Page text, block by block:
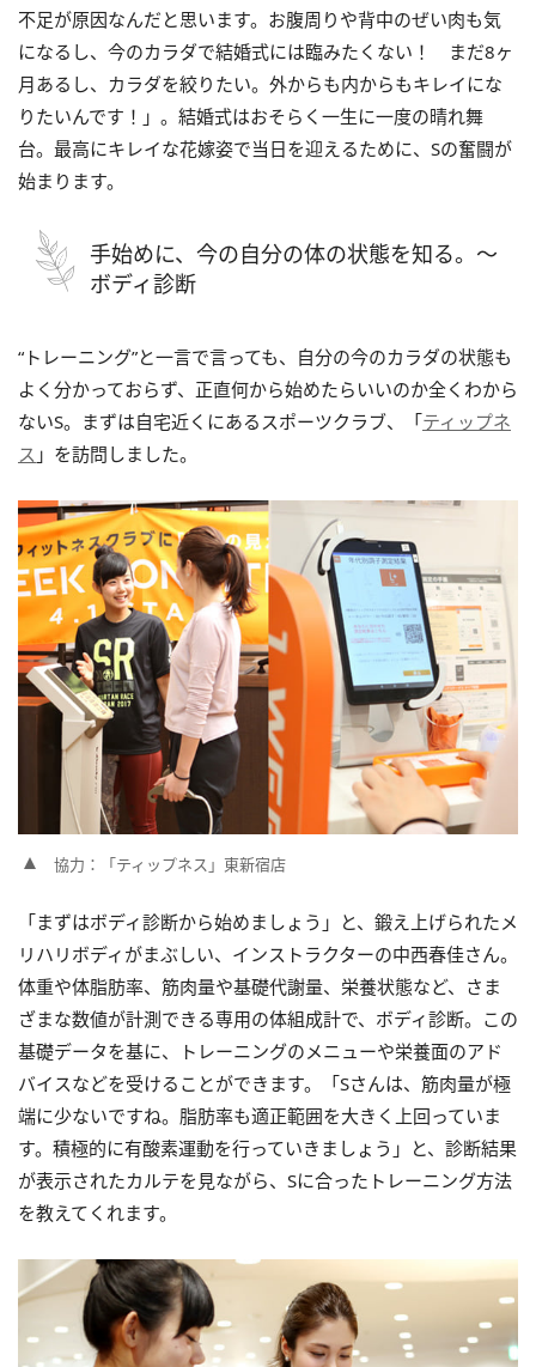
不足が原因なんだと思います。お腹周りや背中のぜい肉も気
になるし、今のカラダで結婚式には臨みたくない！ まだ8ヶ
月あるし、カラダを絞りたい。外からも内からもキレイにな
りたいんです！」。結婚式はおそらく一生に一度の晴れ舞
台。最高にキレイな花嫁姿で当日を迎えるために、Sの奮闘が
始まります。
手始めに、今の自分の体の状態を知る。～
ボディ診断
“トレーニング”と一言で言っても、自分の今のカラダの状態も
よく分かっておらず、正直何から始めたらいいのか全くわから
ないS。まずは自宅近くにあるスポーツクラブ、「ティップネ
ス 」を訪問しました。
協力：「ティップネス」東新宿店
「まずはボディ診断から始めましょう」と、鍛え上げられたメ
リハリボディがまぶしい、インストラクターの中西春佳さん。
体重や体脂肪率、筋肉量や基礎代謝量、栄養状態など、さま
ざまな数値が計測できる専用の体組成計で、ボディ診断。この
基礎データを基に、トレーニングのメニューや栄養面のアド
バイスなどを受けることができます。「Sさんは、筋肉量が極
端に少ないですね。脂肪率も適正範囲を大きく上回っていま
す。積極的に有酸素運動を行っていきましょう」と、診断結果
が表示されたカルテを見ながら、Sに合ったトレーニング方法
を教えてくれます。